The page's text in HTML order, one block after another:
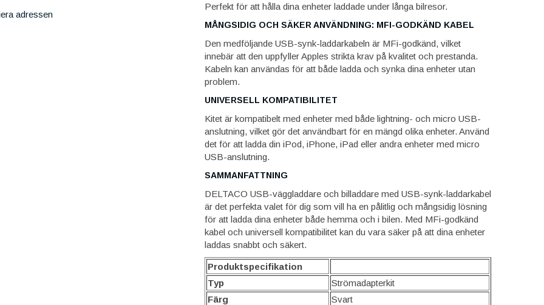
Perfekt för att hålla dina enheter laddade under långa bilresor.
MÅNGSIDIG OCH SÄKER ANVÄNDNING: MFI-GODKÄND KABEL
Den medföljande USB-synk-laddarkabeln är MFi-godkänd, vilket
innebär att den uppfyller Apples strikta krav på kvalitet och prestanda.
Kabeln kan användas för att både ladda och synka dina enheter utan
problem.
UNIVERSELL KOMPATIBILITET
Kitet är kompatibelt med enheter med både lightning- och micro USB-
anslutning, vilket gör det användbart för en mängd olika enheter. Använd
det för att ladda din iPod, iPhone, iPad eller andra enheter med micro
USB-anslutning.
SAMMANFATTNING
DELTACO USB-väggladdare och billaddare med USB-synk-laddarkabel
är det perfekta valet för dig som vill ha en pålitlig och mångsidig lösning
för att ladda dina enheter både hemma och i bilen. Med MFi-godkänd
kabel och universell kompatibilitet kan du vara säker på att dina enheter
laddas snabbt och säkert.
Produktspecifikation
Typ
Strömadapterkit
Färg
Svart
adressen